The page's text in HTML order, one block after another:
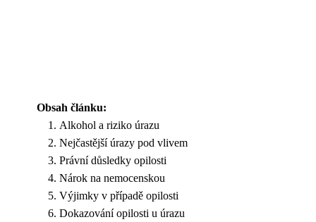
Obsah článku:
Alkohol a riziko úrazu
Nejčastější úrazy pod vlivem
Právní důsledky opilosti
Nárok na nemocenskou
Výjimky v případě opilosti
Dokazování opilosti u úrazu